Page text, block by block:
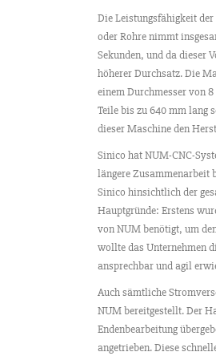
Die Leistungsfähigkeit
oder Rohre nimmt
Sekunden, und da dieser
höherer Durchsatz. Die
einem Durchmesser von
Teile bis zu 640 mm lang
dieser Maschine den
Sinico hat NUM-CNC-
längere Zusammenarbeit
Sinico hinsichtlich der
Hauptgründe: Erstens
von NUM benötigt, um
wollte das Unternehmen
ansprechbar und agil
Auch sämtliche
NUM bereitgestellt. Der
Endenbearbeitung
angetrieben. Diese